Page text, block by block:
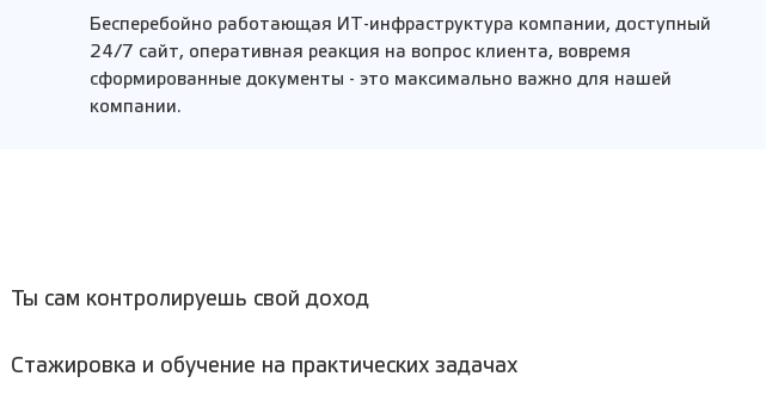
Бесперебойно работающая ИТ-инфраструктура компании, доступный
24/7 сайт, оперативная реакция на вопрос клиента, вовремя
сформированные документы - это максимально важно для нашей
компании.
Ты сам контролируешь свой доход
Стажировка и обучение на практических задачах